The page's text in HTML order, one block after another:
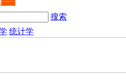
搜索
统计学